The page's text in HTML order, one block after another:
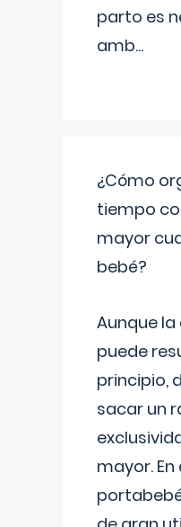
parto es
amb...
¿Cómo
tiempo
mayor
bebé?
Aunque
puede
principio,
sacar un
mayor.